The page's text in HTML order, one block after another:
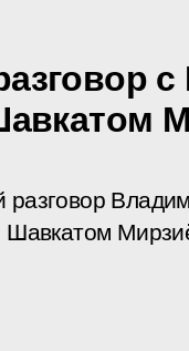
с
Шавкатом